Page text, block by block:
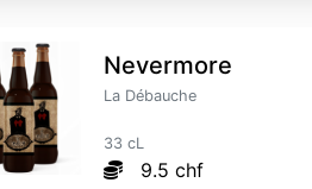
Nevermore
La Débauche
33 cL
9.5 chf